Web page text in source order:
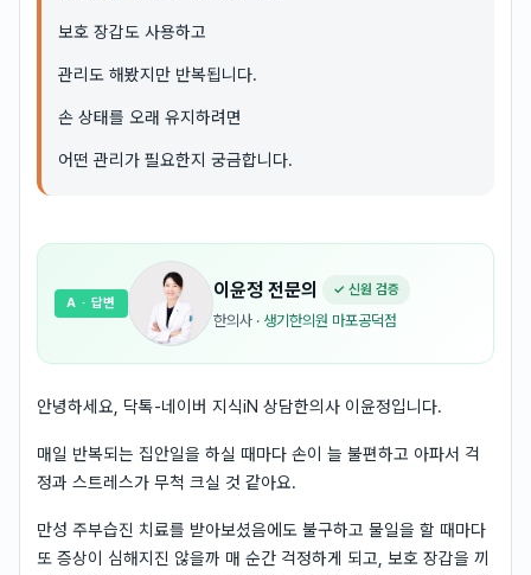
보호 장갑도 사용하고
관리도 해봤지만 반복됩니다.
손 상태를 오래 유지하려면
어떤 관리가 필요한지 궁금합니다.
이윤정 전문의 ✓ 신원 검증
한의사 · 생기한의원 마포공덕점
A · 답변
안녕하세요, 닥톡-네이버 지식iN 상담한의사 이윤정입니다.
매일 반복되는 집안일을 하실 때마다 손이 늘 불편하고 아파서 걱
정과 스트레스가 무척 크실 것 같아요.
만성 주부습진 치료를 받아보셨음에도 불구하고 물일을 할 때마다
또 증상이 심해지진 않을까 매 순간 걱정하게 되고, 보호 장갑을 끼